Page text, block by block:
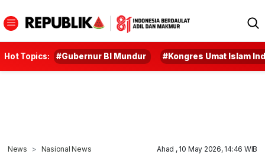
Hot Topics: #Gubernur BI Mundur #Kongres Umat Islam
News Nasional News Ahad , 10 May 2026, 14:46 WIB